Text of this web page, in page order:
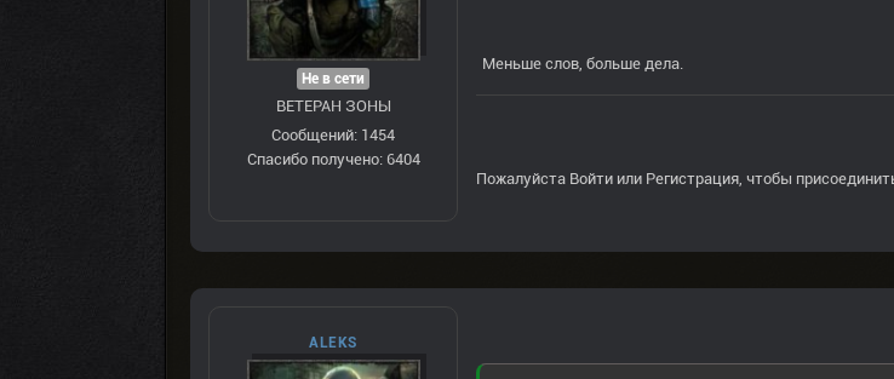
Не в сети
ВЕТЕРАН ЗOНЫ
Сообщений: 1454
Спасибо получено: 6404
Меньше слов, больше дела.
Пожалуйста Войти или Регистрация , чтобы
ALEKS